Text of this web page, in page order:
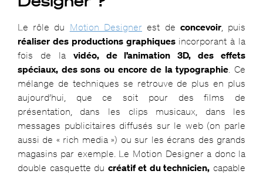
Le rôle du Motion Designer est de concevoir, puis
réaliser des productions graphiquesincorporant à la
fois de la vidéo, de l’animation 3D, des effets
spéciaux, des sons ou encore de la typographie . Ce
mélange de techniques se retrouve de plus en plus
aujourd’hui, que ce soit pour des films de
présentation, dans les clips musicaux, dans les
messages publicitaires diffusés sur le web (on parle
aussi de « rich media ») ou sur les écrans des grands
magasins par exemple. Le Motion Designer a donc la
double casquette du créatif et du technicien, capable